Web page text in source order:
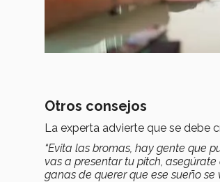
Otros consejos
La experta advierte que se debe
“Evita las bromas, hay gente que
vas a presentar tu pitch,
ganas de querer que ese sueño se